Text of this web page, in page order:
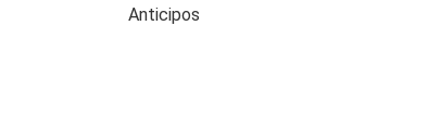
Anticipos